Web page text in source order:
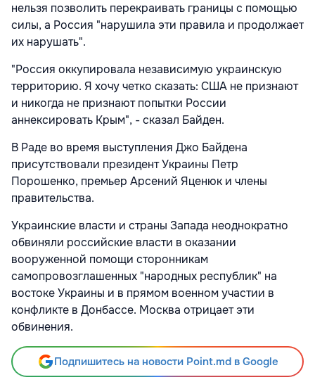
нельзя позволить перекраивать границы с помощью
силы, а Россия "нарушила эти правила и продолжает
их нарушать".
"Россия оккупировала независимую украинскую
территорию. Я хочу четко сказать: США не признают
и никогда не признают попытки России
аннексировать Крым", - сказал Байден.
В Раде во время выступления Джо Байдена
присутствовали президент Украины Петр
Порошенко, премьер Арсений Яценюк и члены
правительства.
Украинские власти и страны Запада неоднократно
обвиняли российские власти в оказании
вооруженной помощи сторонникам
самопровозглашенных "народных республик" на
востоке Украины и в прямом военном участии в
конфликте в Донбассе. Москва отрицает эти
обвинения.
Подпишитесь на новости Point.md в Google